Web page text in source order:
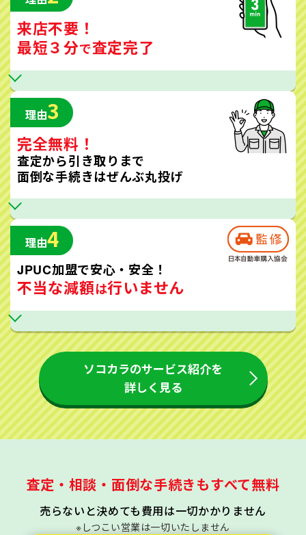
来店不要！
最短３分で査定完了
理由3
完全無料！
査定から引き取りまで
面倒な手続きはぜんぶ丸投げ
理由4
JPUC加盟で安心・安全！
不当な減額は行いません
ソコカラのサービス紹介を
詳しく見る
査定・相談・面倒な手続きもすべて無料
売らないと決めても費用は一切かかりません
※しつこい営業は一切いたしません